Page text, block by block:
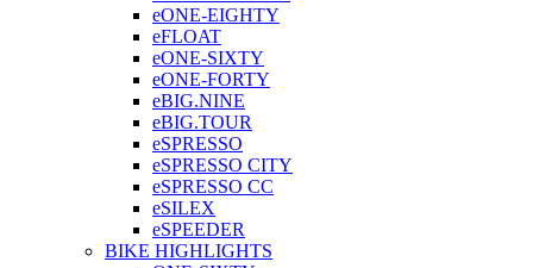
eONE-EIGHTY
eFLOAT
eONE-SIXTY
eONE-FORTY
eBIG.NINE
eBIG.TOUR
eSPRESSO
eSPRESSO CITY
eSPRESSO CC
eSILEX
eSPEEDER
BIKE HIGHLIGHTS